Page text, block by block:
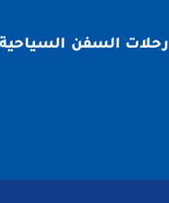
رحلات السفن السياحية